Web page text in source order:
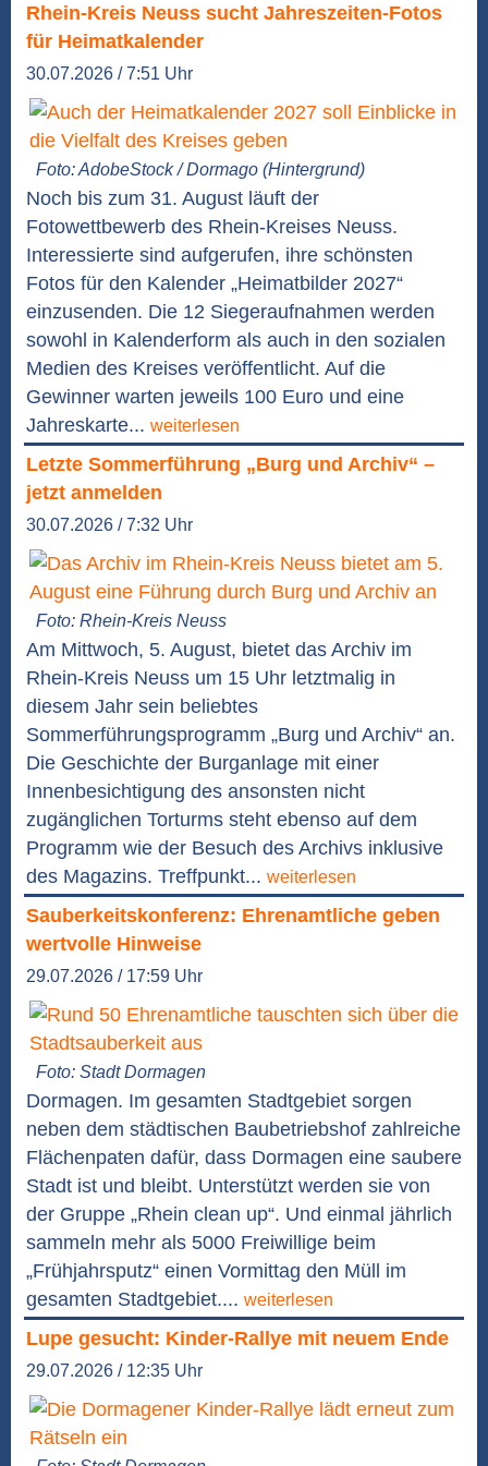
Rhein-Kreis Neuss sucht Jahreszeiten-Fotos
für Heimatkalender
30.07.2026 / 7:51 Uhr
Foto: AdobeStock / Dormago (Hintergrund)
Noch bis zum 31. August läuft der
Fotowettbewerb des Rhein-Kreises Neuss.
Interessierte sind aufgerufen, ihre schönsten
Fotos für den Kalender „Heimatbilder 2027“
einzusenden. Die 12 Siegeraufnahmen werden
sowohl in Kalenderform als auch in den sozialen
Medien des Kreises veröffentlicht. Auf die
Gewinner warten jeweils 100 Euro und eine
Jahreskarte... weiterlesen
Letzte Sommerführung „Burg und Archiv“ –
jetzt anmelden
30.07.2026 / 7:32 Uhr
Foto: Rhein-Kreis Neuss
Am Mittwoch, 5. August, bietet das Archiv im
Rhein-Kreis Neuss um 15 Uhr letztmalig in
diesem Jahr sein beliebtes
Sommerführungsprogramm „Burg und Archiv“ an.
Die Geschichte der Burganlage mit einer
Innenbesichtigung des ansonsten nicht
zugänglichen Torturms steht ebenso auf dem
Programm wie der Besuch des Archivs inklusive
des Magazins. Treffpunkt... weiterlesen
Sauberkeitskonferenz: Ehrenamtliche geben
wertvolle Hinweise
29.07.2026 / 17:59 Uhr
Foto: Stadt Dormagen
Dormagen. Im gesamten Stadtgebiet sorgen
neben dem städtischen Baubetriebshof zahlreiche
Flächenpaten dafür, dass Dormagen eine saubere
Stadt ist und bleibt. Unterstützt werden sie von
der Gruppe „Rhein clean up“. Und einmal jährlich
sammeln mehr als 5000 Freiwillige beim
„Frühjahrsputz“ einen Vormittag den Müll im
gesamten Stadtgebiet.... weiterlesen
Lupe gesucht: Kinder-Rallye mit neuem Ende
29.07.2026 / 12:35 Uhr